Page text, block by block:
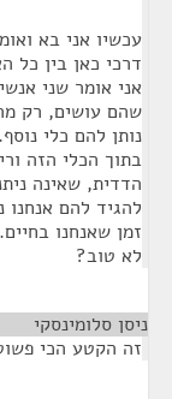
עכשיו אני בא
דרכי כאן בין כל
אני אומר שני
שהם עושים, רק
נותן להם כלי
בתוך הכלי הזה
הדדית, שאינה
להגיד להם אנחנו
זמן שאנחנו
לא טוב?
ניסן סלומינסקי
זה הקטע הכי